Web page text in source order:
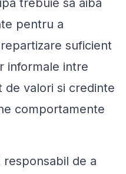
trebuie sa aiba
pentru a
suficient
informale intre
de valori si credinte
comportamente
de a